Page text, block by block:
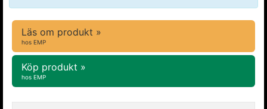
Läs om produkt »
hos EMP
Köp produkt »
hos EMP